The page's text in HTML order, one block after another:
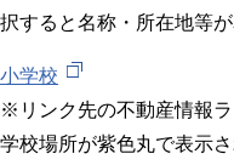
択すると名称・所在地等が
小学校
※リンク先の不動産情報
学校場所が紫色丸で表示